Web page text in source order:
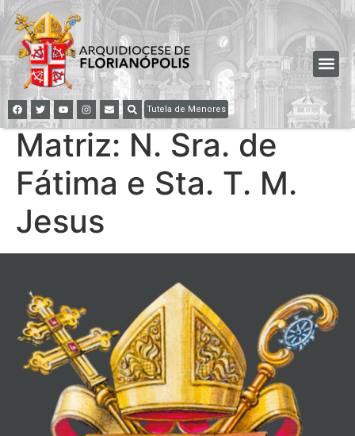
Tutela de Menores
Matriz: N. Sra. de
Fátima e Sta. T. M.
Jesus